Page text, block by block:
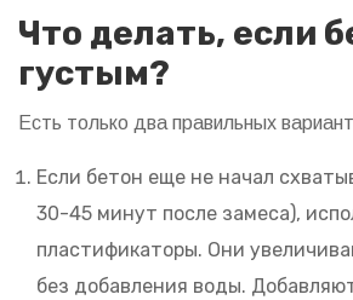
Что делать, если
густым?
Есть только два правильных
Если бетон еще не начал
30-45 минут после замеса),
пластификаторы. Они
без добавления воды.